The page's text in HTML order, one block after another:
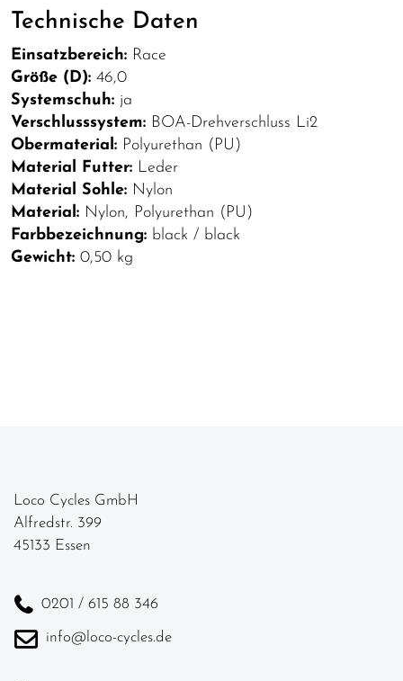
Technische Daten
Einsatzbereich: Race
Größe (D): 46,0
Systemschuh: ja
Verschlusssystem: BOA-Drehverschluss Li2
Obermaterial: Polyurethan (PU)
Material Futter: Leder
Material Sohle: Nylon
Material: Nylon, Polyurethan (PU)
Farbbezeichnung: black / black
Gewicht: 0,50 kg
Loco Cycles GmbH
Alfredstr. 399
45133 Essen
0201 / 615 88 346
info@loco-cycles.de